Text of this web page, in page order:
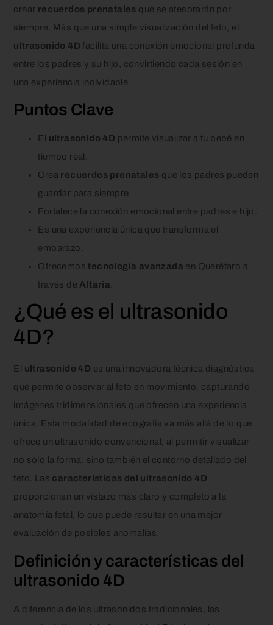
crear recuerdos prenatales que se atesorarán por
siempre. Más que una simple visualización del feto, el
ultrasonido 4D facilita una conexión emocional profunda
entre los padres y su hijo, convirtiendo cada sesión en
una experiencia inolvidable.
Puntos Clave
El ultrasonido 4D permite visualizar a tu bebé en
tiempo real.
Crea recuerdos prenatales que los padres pueden
guardar para siempre.
Fortalece la conexión emocional entre padres e hijo.
Es una experiencia única que transforma el
embarazo.
Ofrecemos tecnología avanzada en Querétaro a
través de Altaria.
¿Qué es el ultrasonido
4D?
El ultrasonido 4D es una innovadora técnica diagnóstica
que permite observar al feto en movimiento, capturando
imágenes tridimensionales que ofrecen una experiencia
única. Esta modalidad de ecografía va más allá de lo que
ofrece un ultrasonido convencional, al permitir visualizar
no solo la forma, sino también el contorno detallado del
feto. Las características del ultrasonido 4D
proporcionan un vistazo más claro y completo a la
anatomía fetal, lo que puede resultar en una mejor
evaluación de posibles anomalías.
Definición y características del
ultrasonido 4D
A diferencia de los ultrasonidos tradicionales, las